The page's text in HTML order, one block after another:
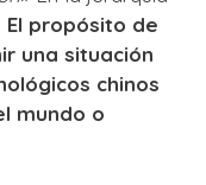
El propósito de
una situación
chinos
mundo o